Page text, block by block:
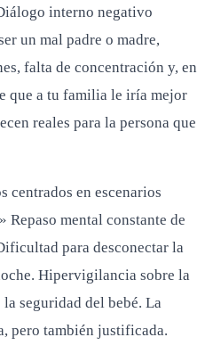
interno negativo
un mal padre o madre,
falta de concentración y, en
que a tu familia le iría mejor
reales para la persona que
centrados en escenarios
mental constante de
para desconectar la
Hipervigilancia sobre la
seguridad del bebé. La
pero también justificada.